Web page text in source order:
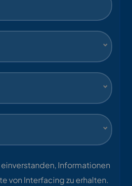
Informationen
von Interfacing zu erhalten.